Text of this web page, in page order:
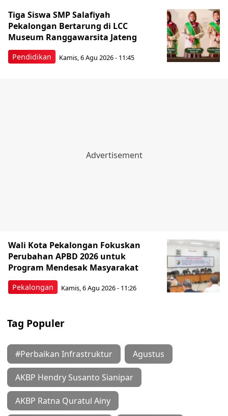
Pendidikan
Tiga Siswa SMP Salafiyah
Pekalongan Bertarung di LCC
Museum Ranggawarsita Jateng
Kamis, 6 Agu 2026 - 11:45
Pekalongan
Wali Kota Pekalongan Fokuskan
Perubahan APBD 2026 untuk
Program Mendesak Masyarakat
Kamis, 6 Agu 2026 - 11:26
Tag Populer
#Perbaikan Infrastruktur Agustus
AKBP Hendry Susanto Sianipar
AKBP Ratna Quratul Ainy